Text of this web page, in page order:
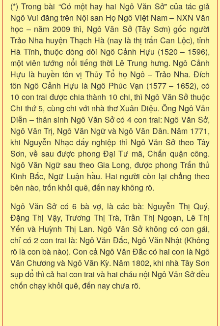
(*) Trong bài “Có một hay hai Ngô Văn Sở” của tác giả
Ngô Vui đăng trên Nội san Họ Ngô Việt Nam – NXN Văn
học – năm 2009 thì, Ngô Văn Sở (Tây Sơn) gốc người
Trảo Nha huyện Thạch Hà (nay là thị trấn Can Lộc), tỉnh
Hà Tĩnh, thuộc dòng dõi Ngô Cảnh Hựu (1520 – 1596),
một viên tướng nổi tiếng thời Lê Trung hưng. Ngô Cảnh
Hựu là huyền tôn vị Thủy Tổ họ Ngô – Trảo Nha. Đích
tôn Ngô Cảnh Hựu là Ngô Phúc Vạn (1577 – 1652), có
10 con trai được chia thành 10 chi, thì Ngô Văn Sở thuộc
Chi thứ 5, cùng chi với nhà thơ Xuân Diệu. Ông Ngô Văn
Diễn – thân sinh Ngô Văn Sở có 4 con trai: Ngô Văn Sở,
Ngô Văn Trị, Ngô Văn Ngữ và Ngô Văn Dân. Năm 1771,
khi Nguyễn Nhạc dấy nghiệp thì Ngô Văn Sở theo Tây
Sơn, về sau được phong Đại Tư mã, Chấn quận công.
Ngô Văn Ngữ sau theo Gia Long, được phong Trấn thủ
Kinh Bắc, Ngữ Luận hầu. Hai người còn lại chẳng theo
bên nào, trốn khỏi quê, đến nay không rõ.
Ngô Văn Sở có 6 bà vợ, là các bà: Nguyễn Thị Quý,
Đặng Thị Vậy, Trương Thị Trà, Trần Thị Ngoạn, Lê Thị
Yến và Huỳnh Thị Lan. Ngô Văn Sở không có con gái,
chỉ có 2 con trai là: Ngô Văn Đắc, Ngô Văn Nhật (Không
rõ là con bà nào). Con cả Ngô Văn Đắc có hai con là Ngô
Văn Chương và Ngô Văn Kỳ. Năm 1802, khi nhà Tây Sơn
sụp đổ thì cả hai con trai và hai cháu nội Ngô Văn Sở đều
chốn chạy khỏi quê, đến nay chưa rõ.